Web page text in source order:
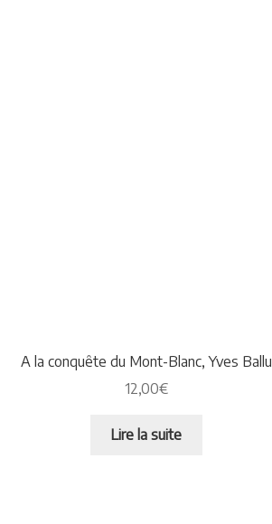
A la conquête du Mont-Blanc, Yves Ballu
12,00€
Lire la suite